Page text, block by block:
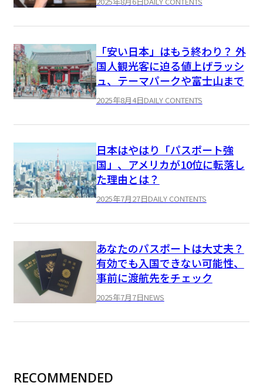
「安い日本」はもう終わり？ 外
国人観光客に迫る値上げラッシ
ュ、テーマパークや富士山まで
2025年8月4日DAILY CONTENTS
日本はやはり「パスポート強
国」、アメリカが10位に転落し
た理由とは？
2025年7月27日DAILY CONTENTS
あなたのパスポートは大丈夫？
有効でも入国できない可能性、
事前に渡航先をチェック
2025年7月7日NEWS
RECOMMENDED